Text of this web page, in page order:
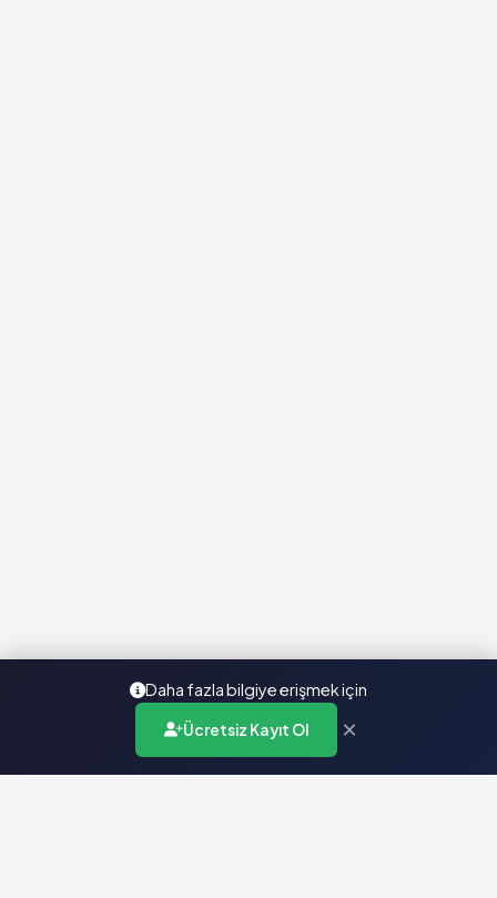
Daha fazla bilgiye erişmek için
Ücretsiz Kayıt Ol ×